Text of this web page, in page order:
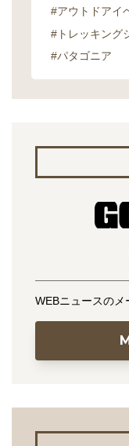
#アウトドアイ
#トレッキング
#パタゴニア
WEBニュースのメ